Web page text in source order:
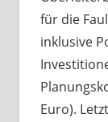
für die
inklusive
Euro).